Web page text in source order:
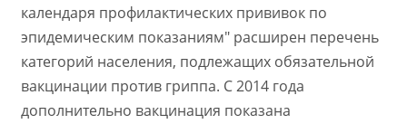
календаря профилактических прививок по
эпидемическим показаниям" расширен перечень
категорий населения, подлежащих обязательной
вакцинации против гриппа. С 2014 года
дополнительно вакцинация показана